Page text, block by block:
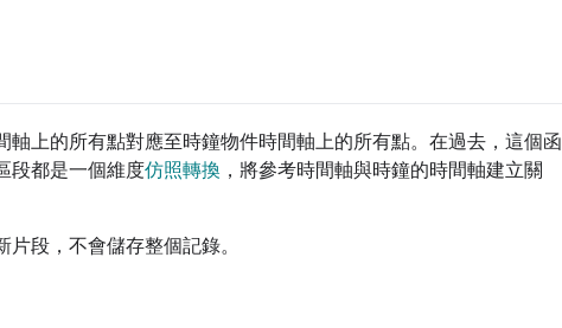
軸上的所有點對應至時鐘物件時間軸上的所有點。在過去，這個函
段都是一個維度仿照轉換 ，將參考時間軸與時鐘的時間軸建立關
段，不會儲存整個記錄。